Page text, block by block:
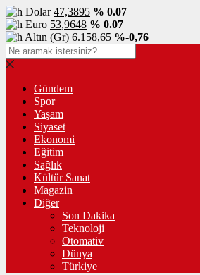
Dolar47,3895 % 0.07
Euro 53,9648 % 0.07
Altın (Gr) 6.158,65 %-0,76
Gündem
Spor
Yaşam
Siyaset
Ekonomi
Eğitim
Sağlık
Kültür Sanat
Magazin
Diğer
Son Dakika
Teknoloji
Otomativ
Dünya
Türkiye